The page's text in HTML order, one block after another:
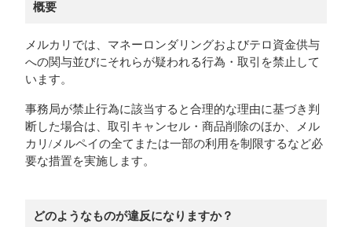
概要
メルカリでは、マネーロンダリングおよびテロ資金供与
への関与並びにそれらが疑われる行為・取引を禁止して
います。
事務局が禁止行為に該当すると合理的な理由に基づき判
断した場合は、取引キャンセル・商品削除のほか、メル
カリ/メルペイの全てまたは一部の利用を制限するなど必
要な措置を実施します。
どのようなものが違反になりますか？